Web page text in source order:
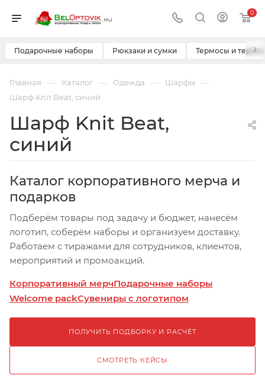
0
Подарочные наборы Рюкзаки и сумки Термосы и ›
Главная — Каталог — Одежда — Шарфы —
Шарф Knit Beat, синий
Шарф Knit Beat,
синий
Каталог корпоративного мерча и
подарков
Подберём товары под задачу и бюджет, нанесём
логотип, соберём наборы и организуем доставку.
Работаем с тиражами для сотрудников, клиентов,
мероприятий и промоакций.
Корпоративный мерчПодарочные наборы
Welcome packСувениры с логотипом
ПОЛУЧИТЬ ПОДБОРКУ И РАСЧЁТ
СМОТРЕТЬ КЕЙСЫ